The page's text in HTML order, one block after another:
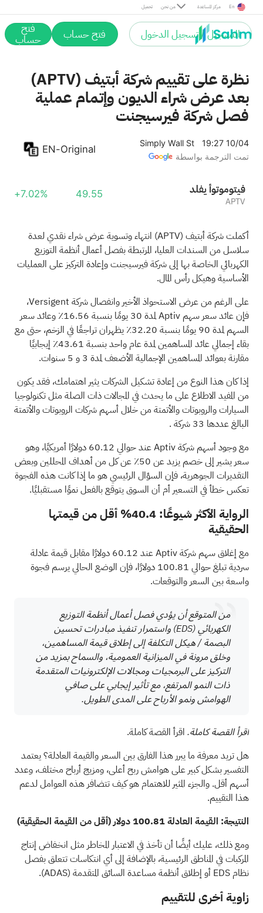
تحميل من نحن مركز المساعدة En
التسجيل / تسجيل الدخول فتح حساب فتح
حساب
نظرة على تقييم شركة أبتيف (APTV)
بعد عرض شراء الديون وإتمام عملية
فصل شركة فيرسيجنت
Simply Wall St
19:27 10/04
تمت الترجمة بواسطة
EN-Original
دلفي أوتوموتيف
APTV
49.55
+7.02%
أكملت شركة أبتيف (APTV) انتهاء وتسوية عرض شراء نقدي لعدة
سلاسل من السندات العليا، المرتبطة بفصل أعمال أنظمة التوزيع
الكهربائي الخاصة بها إلى شركة فيرسيجنت وإعادة التركيز على العمليات
الأساسية وهيكل رأس المال.
على الرغم من عرض الاستحواذ الأخير وانفصال شركة Versigent،
فإن عائد سعر سهم Aptiv لمدة 30 يومًا بنسبة 16.56٪ وعائد سعر
السهم لمدة 90 يومًا بنسبة 32.20٪ يظهران تراجعًا في الزخم، حتى مع
بقاء إجمالي عائد المساهمين لمدة عام واحد بنسبة 43.61٪ إيجابيًا
مقارنة بعوائد المساهمين الإجمالية الأضعف لمدة 3 و 5 سنوات.
إذا كان هذا النوع من إعادة تشكيل الشركات يثير اهتمامك، فقد يكون
من المفيد الاطلاع على ما يحدث في المجالات ذات الصلة مثل تكنولوجيا
السيارات والروبوتات والأتمتة من خلالأسهم شركات الروبوتات والأتمتة
البالغ عددها 33 شركة
.
مع وجود أسهم شركة Aptiv عند حوالي 60.12 دولارًا أمريكيًا، وهو
سعر يشير إلى خصم يزيد عن 50٪ عن كل من أهداف المحللين وبعض
التقديرات الجوهرية، فإن السؤال الرئيسي هو ما إذا كانت هذه الفجوة
تعكس خطأ في التسعير أم أن السوق يتوقع بالفعل نموًا مستقبليًا.
الرواية الأكثر شيوعًا: 40.4% أقل من قيمتها
الحقيقية
مع إغلاق سهم شركة Aptiv عند 60.12 دولارًا مقابل قيمة عادلة
سردية تبلغ حوالي 100.81 دولارًا، فإن الوضع الحالي يرسم فجوة
واسعة بين السعر والتوقعات.
من المتوقع أن يؤدي فصل أعمال أنظمة التوزيع
الكهربائي (EDS) واستمرار تنفيذ مبادرات تحسين
البصمة / هيكل التكلفة إلى إطلاق قيمة المساهمين،
وخلق مرونة في الميزانية العمومية، والسماح بمزيد من
التركيز على البرمجيات ومجالات الإلكترونيات المتقدمة
ذات النمو المرتفع، مع تأثير إيجابي على صافي
الهوامش ونمو الأرباح على المدى الطويل.
اقرأ القصة كاملة. اقرأ القصة كاملة.
هل تريد معرفة ما يبرر هذا الفارق بين السعر والقيمة العادلة؟ يعتمد
التفسير بشكل كبير على هوامش ربح أعلى، ومزيج أرباح مختلف، وعدد
أسهم أقل. والجزء المثير للاهتمام هو كيف تتضافر هذه العوامل لدعم
هذا التقييم.
النتيجة: القيمة العادلة 100.81 دولار (أقل من القيمة الحقيقية)
ومع ذلك، عليك أيضًا أن تأخذ في الاعتبار المخاطر مثل انخفاض إنتاج
المركبات في المناطق الرئيسية، بالإضافة إلى أي انتكاسات تتعلق بفصل
نظام EDS أو إطلاق أنظمة مساعدة السائق المتقدمة
(ADAS)
.
زاوية أخرى للتقييم